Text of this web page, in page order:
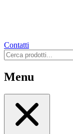
Contatti
Menu